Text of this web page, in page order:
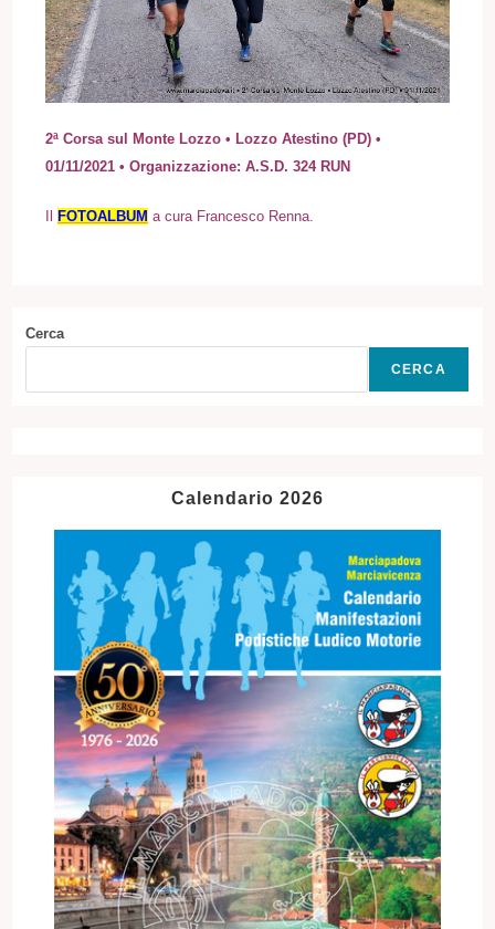
2ª Corsa sul Monte Lozzo • Lozzo Atestino (PD) •
01/11/2021 • Organizzazione: A.S.D. 324 RUN
FOTOALBUM a cura Francesco Renna.
Cerca
CERCA
Calendario 2026